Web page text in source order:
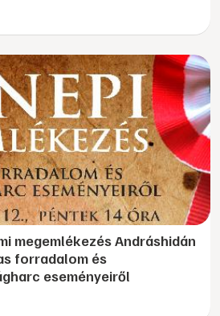
megemlékezés Andráshidán
forradalom és
eseményeiről